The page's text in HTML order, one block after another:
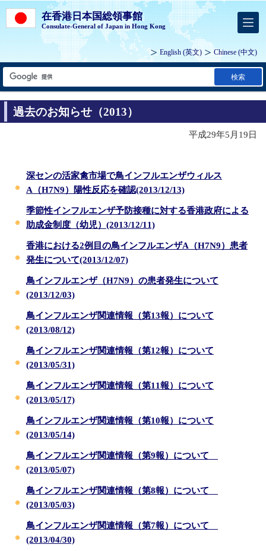
在香港日本国総領事館
Consulate-General of Japan in Hong Kong
English (英文) Chinese (中文)
検索
過去のお知らせ（2013）
平成29年5月19日
深センの活家禽市場で鳥インフルエンザウィルス
A（H7N9）陽性反応を確認(2013/12/13)
季節性インフルエンザ予防接種に対する香港政府による
助成金制度（幼児）(2013/12/11)
香港における2例目の鳥インフルエンザA（H7N9）患者
発生について(2013/12/07)
鳥インフルエンザ（H7N9）の患者発生について
(2013/12/03)
鳥インフルエンザ関連情報（第13報）について
(2013/08/12)
鳥インフルエンザ関連情報（第12報）について
(2013/05/31)
鳥インフルエンザ関連情報（第11報）について
(2013/05/17)
鳥インフルエンザ関連情報（第10報）について
(2013/05/14)
鳥インフルエンザ関連情報（第9報）について
(2013/05/07)
鳥インフルエンザ関連情報（第8報）について
(2013/05/03)
鳥インフルエンザ関連情報（第7報）について
(2013/04/30)